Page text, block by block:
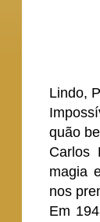
Lindo,
quão
Carlos
magia
nos
Em